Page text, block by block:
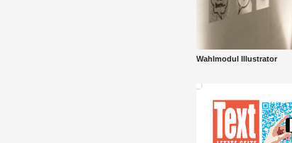
Wahl­mo­dul Il­lus­tra­tor